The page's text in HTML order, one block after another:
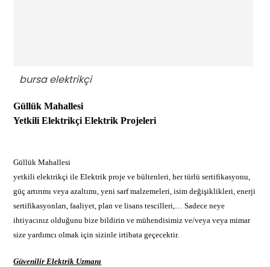
bursa elektrikçi
Güllük Mahallesi
Yetkili ElektrikçiElektrik Projeleri
Güllük Mahallesi
yetkili elektrikçi ile Elektrik proje ve bültenleri, her türlü sertifikasyonu,
güç artırımı veya azaltımı, yeni sarf malzemeleri, isim değişiklikleri, enerji
sertifikasyonları, faaliyet, plan ve lisans tescilleri,… Sadece neye
ihtiyacınız olduğunu bize bildirin ve mühendisimiz ve/veya veya mimar
size yardımcı olmak için sizinle irtibata geçecektir.
Güvenilir Elektrik Uzmanı